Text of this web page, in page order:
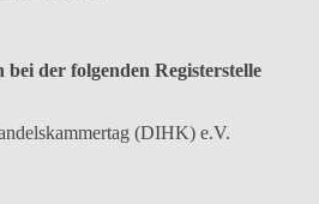
der folgenden Registerstelle
(DIHK) e.V.